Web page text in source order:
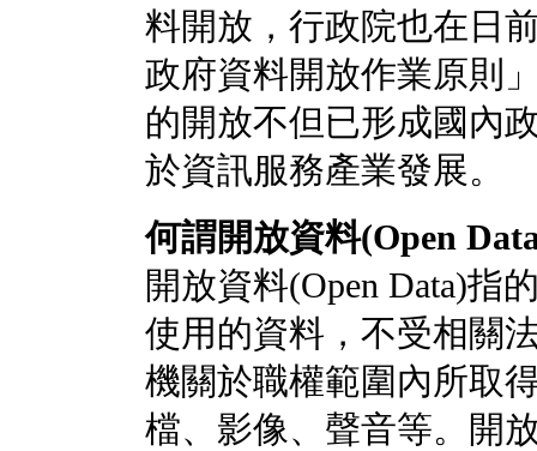
料開放，行政院也在日
政府資料開放作業原則
的開放不但已形成國內
於資訊服務產業發展。
何謂開放資料(Open
開放資料(Open Data)指
使用的資料，不受相關
機關於職權範圍內所取
檔、影像、聲音等。開